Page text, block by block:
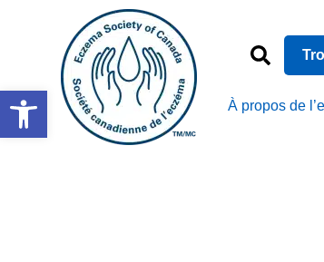
À propos de
Ouvrir la barre d’outils